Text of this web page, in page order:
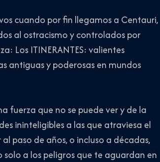
cuando por fin llegamos a Centauri,
al ostracismo y controlados por
Los ITINERANTES: valientes
antiguas y poderosas en mundos
fuerza que no se puede ver y de la
ininteligibles a las que atraviesa el
paso de años, o incluso a décadas,
a los peligros que te aguardan en